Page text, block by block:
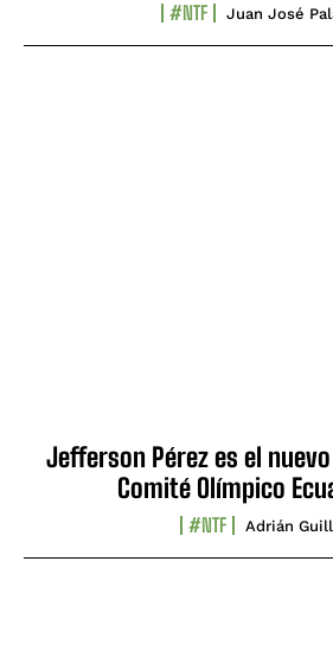
#NTF Juan José
Jefferson Pérez es el
Comité Olímpico
#NTF Adrián